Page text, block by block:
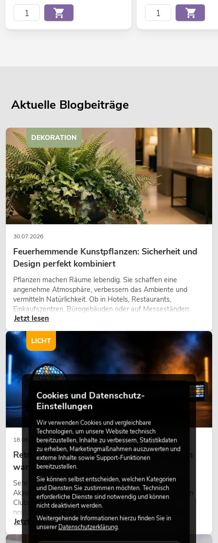
Aktuelle Blogbeiträge
30.07.2026
Feuerhemmende Kunstpflanzen: Sicherheit und
Design perfekt kombiniert
Pflanzen machen Räume lebendig. Sie schaffen eine
angenehme Atmosphäre, verbessern das Ambiente und
vermitteln Natürlichkeit. Ob in Hotels, Restaurants,
Einkaufszentren, Bürogebäuden oder auf Messeständen:
eine hochwertige Begrünung gehört heute längst zum
modernen Raumkonzept.
Jetzt lesen
DEKORATION
18.06.2026
Retro-Licht im modernen Lichtdesign: Warum
warmes Licht wieder wirkt
Sehr warmes Licht, sichtbare Leuchtflächen und farbige
Akzente prägen viele aktuelle Lichtdesigns auf Bühnen, in
Clubs und bei Events. Retro-Licht ist dabei kein rein
nostalgischer Effekt, sondern ein bewusst eingesetztes
Gestaltungsmittel: Es schafft Atmosphäre, gibt Szenen
Charakter und kann technische LED-Setups emotionaler
Jetzt lesen
LICHT
Cookies und Datenschutz-
Einstellungen
Wir verwenden Cookies und vergleichbare
Technologien, um unsere Website technisch
bereitzustellen, Inhalte zu verbessern, Statistikdaten
zu erheben, Marketingmaßnahmen auszuwerten und
externe Inhalte sowie Support-Funktionen
bereitzustellen.
Sie können selbst entscheiden, welchen Kategorien
und Diensten Sie zustimmen möchten. Technisch
erforderliche Dienste sind notwendig und können
nicht deaktiviert werden.
Weitergehende Informationen hierzu finden Sie in
unsererDatenschutzerklärung.